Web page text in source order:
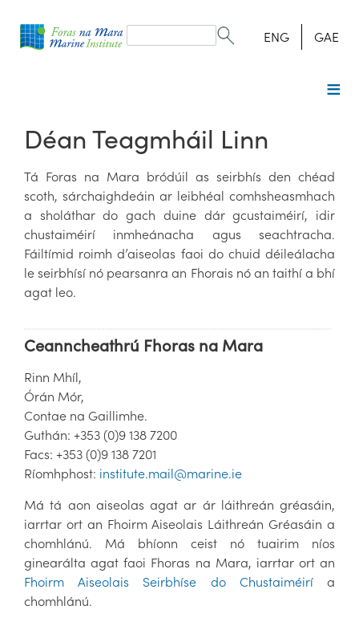
form
Search ENG GAE
Déan Teagmháil Linn
Tá Foras na Mara bródúil as seirbhís den chéad
scoth, sárchaighdeáin ar leibhéal comhsheasmhach
a sholáthar do gach duine dár gcustaiméirí, idir
chustaiméirí inmheánacha agus seachtracha.
Fáiltímid roimh d’aiseolas faoi do chuid déileálacha
le seirbhísí nó pearsanra an Fhorais nó an taithí a bhí
agat leo.
Ceanncheathrú Fhoras na Mara
Rinn Mhíl,
Órán Mór,
Contae na Gaillimhe.
Guthán: +353 (0)9 138 7200
Facs: +353 (0)9 138 7201
Ríomhphost: institute.mail@marine.ie
Má tá aon aiseolas agat ar ár láithreán gréasáin,
iarrtar ort an Fhoirm Aiseolais Láithreán Gréasáin a
chomhlánú. Má bhíonn ceist nó tuairim níos
ginearálta agat faoi Fhoras na Mara, iarrtar ort an
Fhoirm Aiseolais Seirbhíse do Chustaiméiría
chomhlánú.